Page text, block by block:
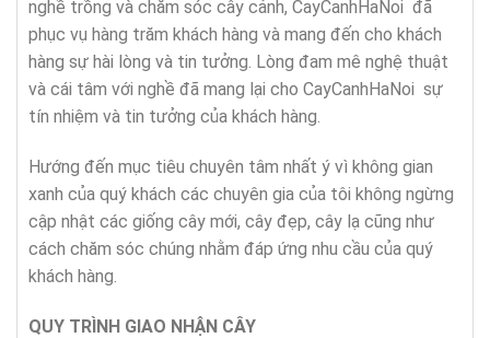
nghề trồng và chăm sóc cây cảnh, CayCanhHaNoi đã
phục vụ hàng trăm khách hàng và mang đến cho khách
hàng sự hài lòng và tin tưởng. Lòng đam mê nghệ thuật
và cái tâm với nghề đã mang lại cho CayCanhHaNoi sự
tín nhiệm và tin tưởng của khách hàng.
Hướng đến mục tiêu chuyên tâm nhất ý vì không gian
xanh của quý khách các chuyên gia của tôi không ngừng
cập nhật các giống cây mới, cây đẹp, cây lạ cũng như
cách chăm sóc chúng nhằm đáp ứng nhu cầu của quý
khách hàng.
QUY TRÌNH GIAO NHẬN CÂY